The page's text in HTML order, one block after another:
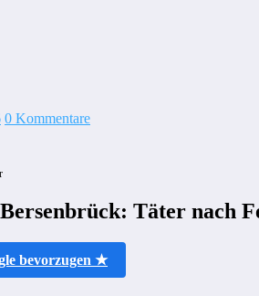
0 Kommentare
Täter nach
bevorzugen ★